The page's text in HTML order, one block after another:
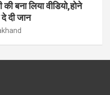
बना लिया वीडियो,होने
दी जान